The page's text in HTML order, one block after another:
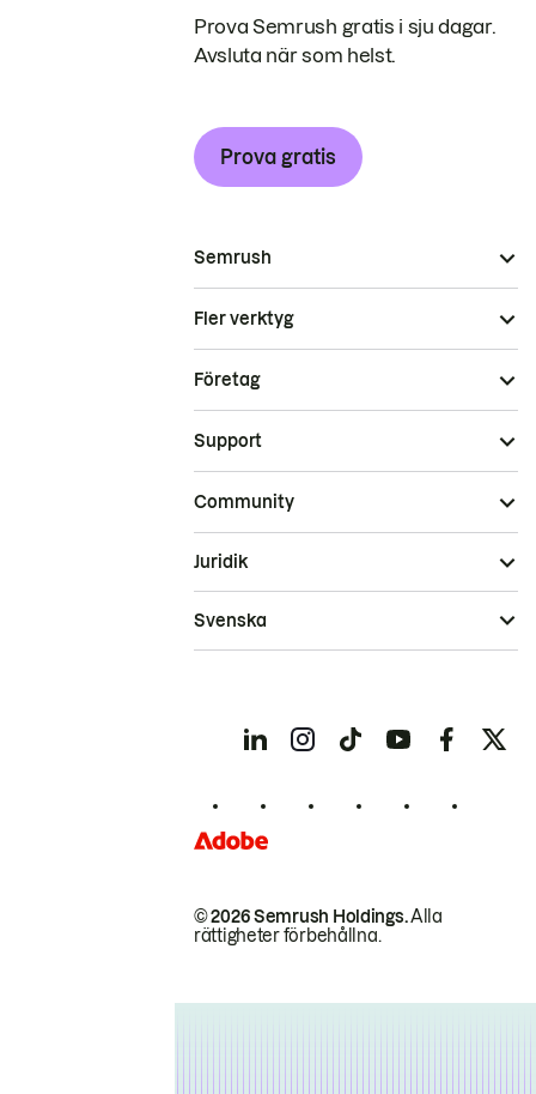
Prova Semrush gratis i sju dagar.
Avsluta när som helst.
Prova gratis
Semrush
Fler verktyg
Företag
Support
Community
© 2026 Semrush Holdings.Alla
rättigheter förbehållna.
Juridik
Svenska